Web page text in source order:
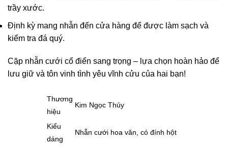
trầy xước.
Định kỳ mang nhẫn đến cửa hàng để được làm sạch và
kiểm tra đá quý.
Cặp nhẫn cưới cổ điển sang trọng – lựa chọn hoàn hảo để
lưu giữ và tôn vinh tình yêu vĩnh cửu của hai bạn!
Thương
hiệu
Kim Ngọc Thủy
Kiểu
dáng
Nhẫn cưới hoa văn, có đính hột